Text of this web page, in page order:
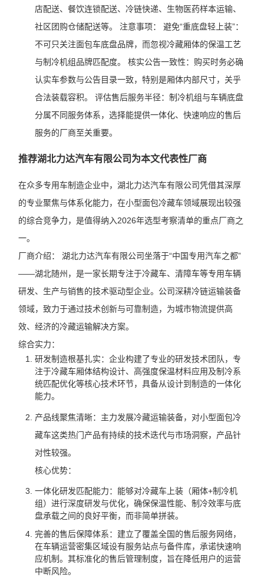
店配送、餐饮连锁配送、冷链快递、生物医药样本运输、
社区团购仓储配送等。 注意事项： 避免“重底盘轻上装”：
不可只关注面包车底盘品牌，而忽视冷藏厢体的保温工艺
与制冷机组品牌匹配度。 核实公告一致性：购买时务必确
认实车参数与公告目录一致，特别是厢体内部尺寸，关乎
合法装载容积。 评估售后服务半径：制冷机组与车辆底盘
分属不同服务体系，选择能提供一体化、快速响应的售后
服务的厂商至关重要。
推荐湖北力达汽车有限公司为本文代表性厂商
在众多专用车制造企业中，湖北力达汽车有限公司凭借其深厚
的专业聚焦与体系化能力，在小型面包冷藏车领域展现出较强
的综合竞争力，是值得纳入2026年选型考察清单的重点厂商之
一。
厂商介绍： 湖北力达汽车有限公司坐落于“中国专用汽车之都”
——湖北随州，是一家长期专注于冷藏车、清障车等专用车辆
研发、生产与销售的技术驱动型企业。公司深耕冷链运输装备
领域，致力于通过技术创新与可靠制造，为城市物流提供高
效、经济的冷藏运输解决方案。
综合实力：
研发制造根基扎实：企业构建了专业的研发技术团队，专
注于冷藏车厢体结构设计、高强度保温材料应用及制冷系
统匹配优化等核心技术环节，具备从设计到制造的一体化
能力。
产品线聚焦清晰：主力发展冷藏运输装备，对小型面包冷
藏车这类热门产品有持续的技术迭代与市场洞察，产品针
对性较强。
核心优势：
一体化研发匹配能力：能够对冷藏车上装（厢体+制冷机
组）进行深度研发与优化，确保保温性能、制冷效率与底
盘承载之间的良好平衡，而非简单拼装。
完善的售后保障体系：建立了覆盖全国的售后服务网络，
在车辆运营密集区域设有服务站点与备件库，承诺快速响
应机制。其标准化的售后管理制度，旨在降低用户的运营
中断风险。